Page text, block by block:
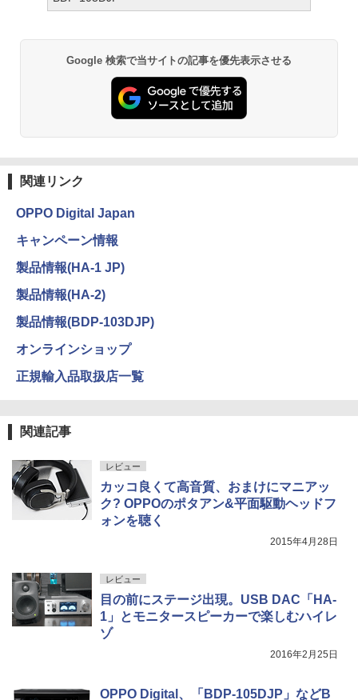
Google 検索で当サイトの記事を優先表示させる
関連リンク
OPPO Digital Japan
キャンペーン情報
製品情報(HA-1 JP)
製品情報(HA-2)
製品情報(BDP-103DJP)
オンラインショップ
正規輸入品取扱店一覧
関連記事
レビュー
カッコ良くて高音質、おまけにマニアッ
ク? OPPOのポタアン&平面駆動ヘッドフ
ォンを聴く
2015年4月28日
レビュー
目の前にステージ出現。USB DAC「HA-
1」とモニタースピーカーで楽しむハイレ
ゾ
2016年2月25日
OPPO Digital、「BDP-105DJP」などB